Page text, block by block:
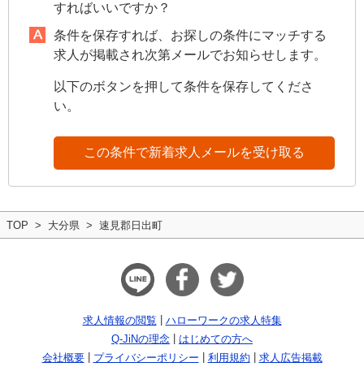
すればいいですか？
条件を保存すれば、お探しの条件にマッチする
求人が掲載され次第メールでお知らせします。
以下のボタンを押して条件を保存してくださ
い。
この条件で新着求人メールを受け取る
TOP 大分県 速見郡日出町
求人情報の閲覧
ハローワークの求人特集
Q-JiNの理念
はじめての方へ
会社概要
プライバシーポリシー 利用規約
求人広告掲載